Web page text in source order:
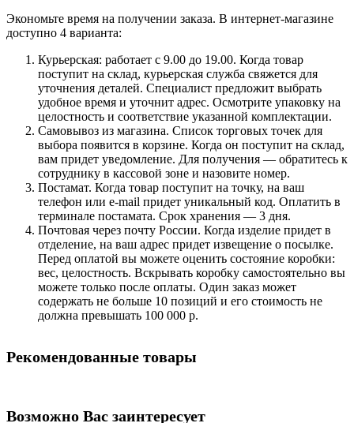
Экономьте время на получении заказа. В интернет-магазине
доступно 4 варианта:
Курьерская: работает с 9.00 до 19.00. Когда товар
поступит на склад, курьерская служба свяжется для
уточнения деталей. Специалист предложит выбрать
удобное время и уточнит адрес. Осмотрите упаковку на
целостность и соответствие указанной комплектации.
Самовывоз из магазина. Список торговых точек для
выбора появится в корзине. Когда он поступит на склад,
вам придет уведомление. Для получения — обратитесь к
сотруднику в кассовой зоне и назовите номер.
Постамат. Когда товар поступит на точку, на ваш
телефон или e-mail придет уникальный код. Оплатить в
терминале постамата. Срок хранения — 3 дня.
Почтовая через почту России. Когда изделие придет в
отделение, на ваш адрес придет извещение о посылке.
Перед оплатой вы можете оценить состояние коробки:
вес, целостность. Вскрывать коробку самостоятельно вы
можете только после оплаты. Один заказ может
содержать не больше 10 позиций и его стоимость не
должна превышать 100 000 р.
Рекомендованные товары
Возможно Вас заинтересует